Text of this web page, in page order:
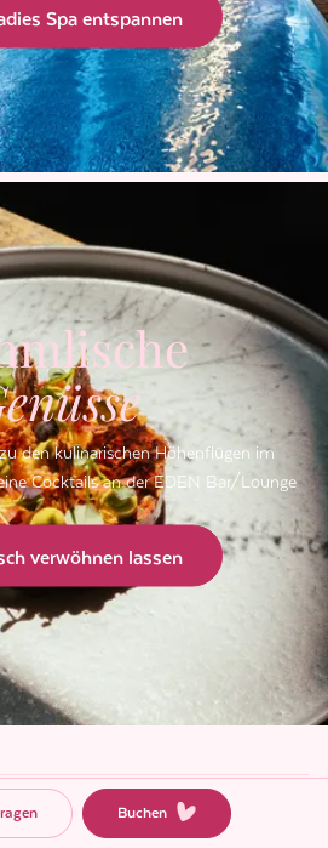
Spa entspannen
den kulinarischen Höhenflügen im
Cocktails an der EDEN Bar/Lounge
verwöhnen lassen
Buchen